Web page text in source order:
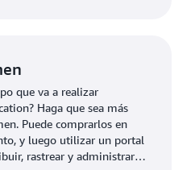
que va a realizar
Haga que sea más
Puede comprarlos en
y luego utilizar un portal
rastrear y administrar